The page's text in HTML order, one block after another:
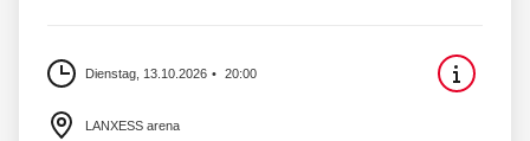
Dienstag, 13.10.2026 20:00
LANXESS arena